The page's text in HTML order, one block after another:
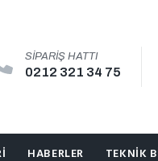
SIPARIŞ HATTI
0212 321 34 75
HABERLER TEKNIK